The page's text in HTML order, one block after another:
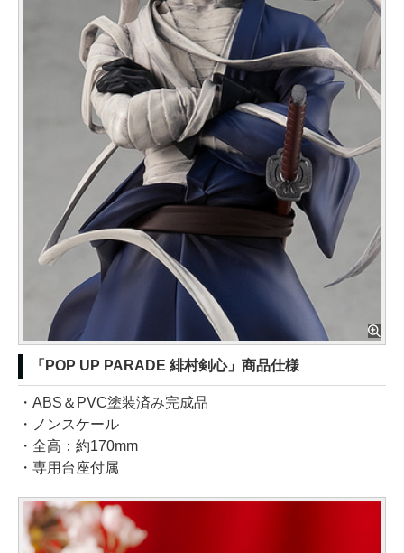
「POP UP PARADE 緋村剣心」商品仕様
・ABS＆PVC塗装済み完成品
・ノンスケール
・全高：約170mm
・専用台座付属